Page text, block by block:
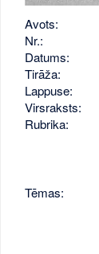
Avots:
Nr.:
Datums:
Tirāža:
Lappuse:
Virsraksts:
Rubrika:
Tēmas: